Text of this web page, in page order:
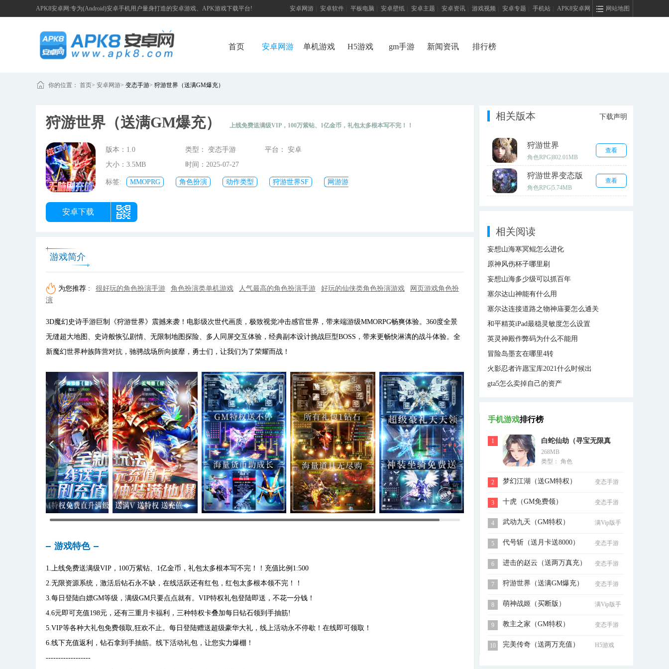
APK8安卓网:专为(Android)安卓手机用户量身打造的安卓游戏、APK游戏下载平台! 网站地图
安卓网游 安卓软件 平板电脑 安卓壁纸 安卓主题 安卓资讯 游戏视频 安卓专题 手机站 APK8安卓网
首页 安卓网游 单机游戏 H5游戏 gm手游 新闻资讯 排行榜
你的位置： 首页> 安卓网游> 变态手游> 狩游世界（送满GM爆充）
狩游世界（送满GM爆充） 上线免费送满级VIP，100万紫钻、1亿金币，礼包太多根本写不完！！
版本：1.0 类型： 变态手游
平台： 安卓
大小：3.5MB
时间：2025-07-27
13:50:08
标签: MMOPRG 角色扮演 动作类型 狩游世界SF
网游游
安卓下载
游戏简介
为您推荐 : 很好玩的角色扮演手游 角色扮演类单机游戏 人气最高的角色扮演手游 好玩的仙侠类角色扮演游戏
网页游戏角色扮
演
3D魔幻史诗手游巨制《狩游世界》震撼来袭！电影级次世代画质，极致视觉冲击感官世界，带来端游级MMORPG畅爽体验。360度全景
无缝超大地图、史诗般恢弘剧情、无限制地图探险、多人同屏交互体验，经典副本设计挑战巨型BOSS，带来更畅快淋漓的战斗体验。全
新魔幻世界种族阵营对抗，驰骋战场所向披靡，勇士们，让我们为了荣耀而战！
游戏特色
1.上线免费送满级VIP，100万紫钻、1亿金币，礼包太多根本写不完！！充值比例1:500
2.无限资源系统，激活后钻石永不缺，在线活跃还有红包，红包太多根本领不完！！
3.每日登陆白嫖GM等级，满级GM只要点点就有。VIP特权礼包登陆即送，不花一分钱！
4.6元即可充值198元，还有三重月卡福利，三种特权卡叠加每日钻石领到手抽筋!
5.VIP等各种大礼包免费领取,狂欢不止。每日登陆赠送超级豪华大礼，线上活动永不停歇！在线即可领取！
6.线下充值返利，钻石拿到手抽筋。线下活动礼包，让您实力爆棚！
------------------
相关版本 下载声明
狩游世界
角色RPG 802.01MB
查看
狩游世界变态版
角色RPG 5.74MB
查看
相关阅读
妄想山海寒冥鲲怎么进化
原神风伤杯子哪里刷
妄想山海多少级可以抓百年
塞尔达山神能有什么用
塞尔达连接道路之物神庙要怎么通关
和平精英iPad最稳灵敏度怎么设置
英灵神殿作弊码为什么不能用
冒险岛墨玄在哪里4转
火影忍者许愿宝库2021什么时候出
gta5怎么卖掉自己的资产
手机游戏排行榜
1
白蛇仙劫（寻宝无限真
充）
268MB
类型： 角色
2 梦幻江湖（送GM特权） 变态手游
3 十虎（GM免费领） 变态手游
4 武动九天（GM特权）
满Vip版手
5
代号斩（送月卡送8000） 变态手游
6 进击的赵云（送两万真充） 变态手游
7 狩游世界（送满GM爆充） 变态手游
8 萌神战姬（买断版）
满Vip版手
9
教主之家（GM特权） 变态手游
10 完美传奇（送两万充值） H5游戏